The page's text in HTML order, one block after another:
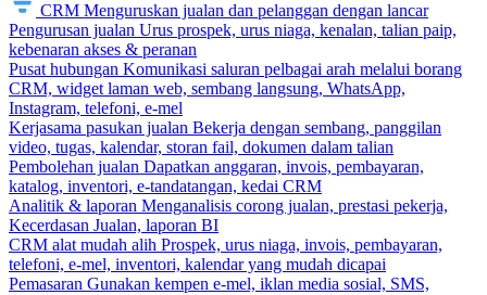
CRM Menguruskan jualan dan pelanggan dengan lancar
Pengurusan jualan Urus prospek, urus niaga, kenalan, talian paip,
kebenaran akses & peranan
Pusat hubungan Komunikasi saluran pelbagai arah melalui borang
CRM, widget laman web, sembang langsung, WhatsApp,
Instagram, telefoni, e-mel
Kerjasama pasukan jualan Bekerja dengan sembang, panggilan
video, tugas, kalendar, storan fail, dokumen dalam talian
Pembolehan jualan Dapatkan anggaran, invois, pembayaran,
katalog, inventori, e-tandatangan, kedai CRM
Analitik & laporan Menganalisis corong jualan, prestasi pekerja,
Kecerdasan Jualan, laporan BI
CRM alat mudah alih Prospek, urus niaga, invois, pembayaran,
telefoni, e-mel, inventori, kalendar yang mudah dicapai
Pemasaran Gunakan kempen e-mel, iklan media sosial, SMS,